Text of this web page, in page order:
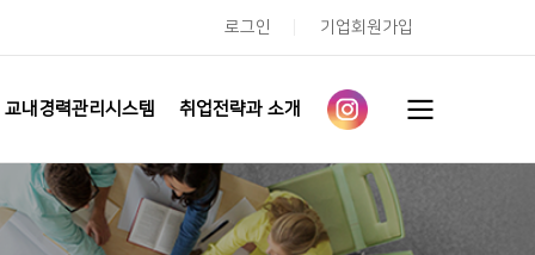
로그인 기업회원가입
교내경력관리시스템 취업전략과 소개